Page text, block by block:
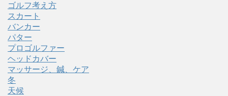
ゴルフ考え方
スカート
バンカー
パター
プロゴルファー
ヘッドカバー
マッサージ、鍼、ケア
冬
天候